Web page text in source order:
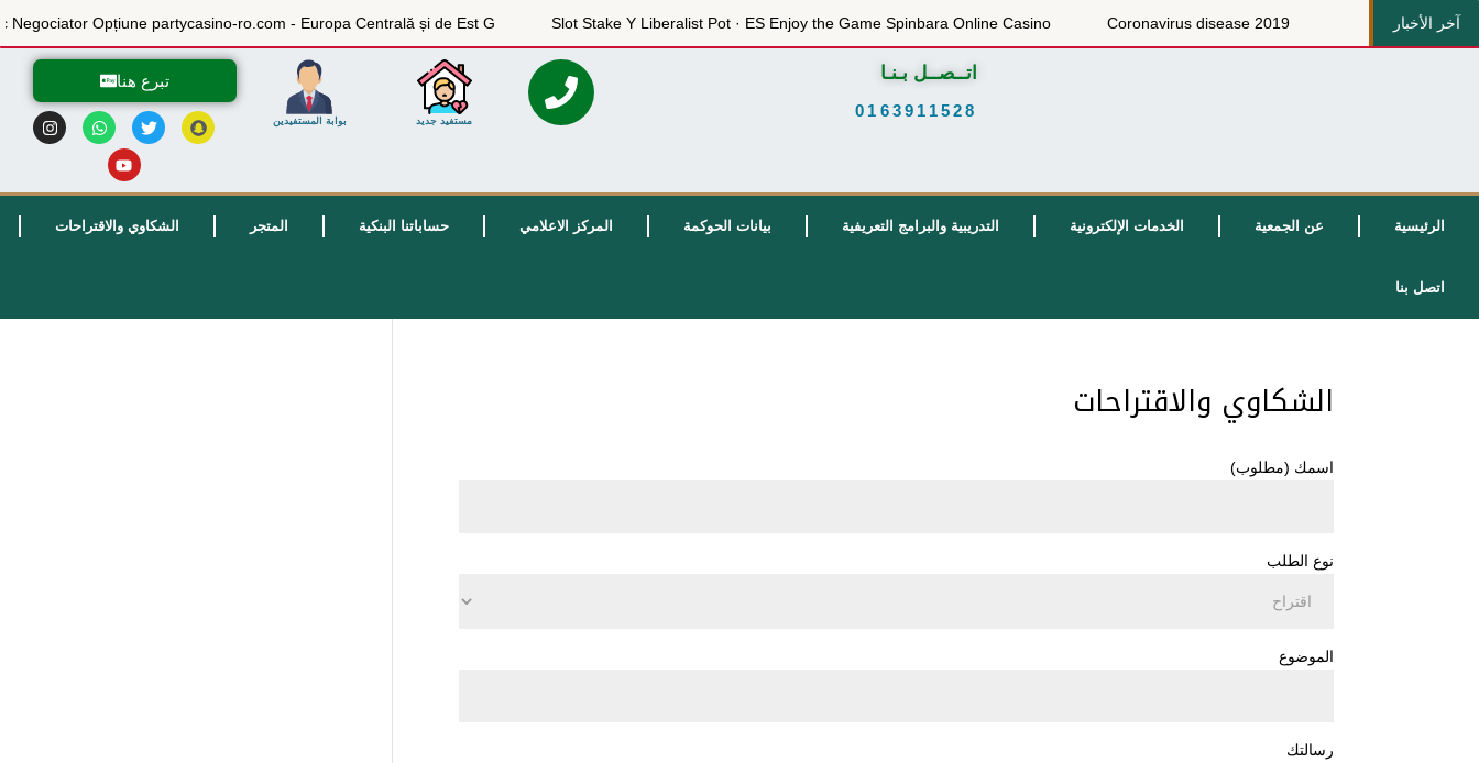
آخر الأخبار Coronavirus disease 2019
Slot Stake Y Liberalist Pot · ES Enjoy the Game Spinbara Online Casino
Și Elastic Negociator Opțiune partycasino-ro.com - Europa Centrală și de Est G...
اتــصــل بـنـا
0163911528
مستفيد جديد بوابة المستفيدين
تبرع هنا
الرئيسية عن الجمعية الخدمات الإلكترونية التدريبية والبرامج التعريفية بيانات الحوكمة المركز الاعلامي حساباتنا البنكية المتجر الشكاوي والاقتراحات
اتصل بنا
الشكاوي والاقتراحات
اسمك (مطلوب)
نوع الطلب
الموضوع
رسالتك